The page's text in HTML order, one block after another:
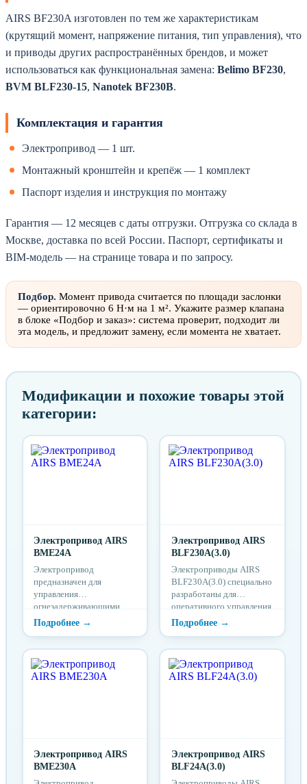
AIRS BF230A изготовлен по тем же характеристикам
(крутящий момент, напряжение питания, тип управления), что
и приводы других распространённых брендов, и может
использоваться как функциональная замена: Belimo BF230,
BVM BLF230-15, Nanotek BF230B.
Комплектация и гарантия
Электропривод — 1 шт.
Монтажный кронштейн и крепёж — 1 комплект
Паспорт изделия и инструкция по монтажу
Гарантия — 12 месяцев с даты отгрузки. Отгрузка со склада в
Москве, доставка по всей России. Паспорт, сертификаты и
BIM-модель — на странице товара и по запросу.
Подбор. Момент привода считается по площади заслонки
— ориентировочно 6 Н·м на 1 м². Укажите размер клапана
в блоке «Подбор и заказ»: система проверит, подходит ли
эта модель, и предложит замену, если момента не хватает.
Модификации и похожие товары этой
категории:
Электропривод AIRS
BME24A
Электропривод
предназначен для
управления
огнезадерживающими
клапанами и клапанами
дымоудаления,
кондиционирования, и
системах
Электропривод AIRS
BLF230A(3.0)
Электроприводы AIRS
BLF230A(3.0) специально
разработаны для
оперативного управления
клапанами безопасности
различных размеров по
необходимости
электропривод
срабатывании
термодатчика.
Электропривод AIRS
BME230A
Электропривод AIRS
BLF24A(3.0)